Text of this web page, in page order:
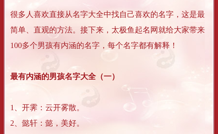
很多人喜欢直接从名字大全中找自己喜欢的名字，这是最
简单、直观的方法。接下来，太极鱼起名网就给大家带来
100多个男孩有内涵的名字，每个名字都有解释！
最有内涵的男孩名字大全（一）
1、开霁：云开雾散。
2、懿轩：懿，美好。